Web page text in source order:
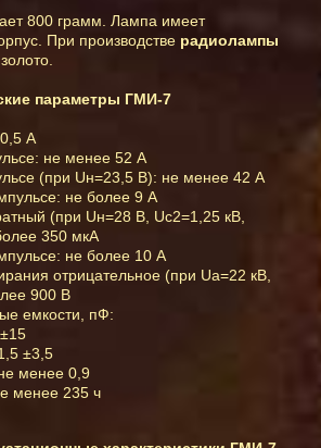
800 грамм. Лампа имеет
При производстве радиолампы
параметры ГМИ-7
А
не менее 52 А
(при Uн=23,5 В): не менее 42 А
не более 9 А
(при Uн=28 В, Uс2=1,25 кВ,
350 мкА
не более 10 А
отрицательное (при Uа=22 кВ,
900 В
емкости, пФ:
±3,5
менее 0,9
менее 235 ч